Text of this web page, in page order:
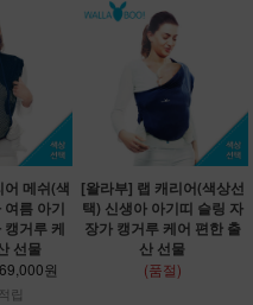
메쉬(색
름 아기
캥거루 케
선물
69,000원
립
[왈라부] 랩 캐리어(색상선
택) 신생아 아기띠 슬링 자
장가 캥거루 케어 편한 출
산 선물
(품절)